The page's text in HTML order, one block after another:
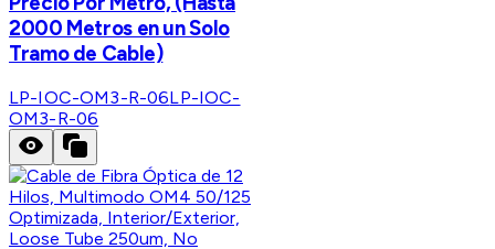
2000 Metros en un Solo
Tramo de Cable)
LP-IOC-OM3-R-06LP-IOC-
OM3-R-06